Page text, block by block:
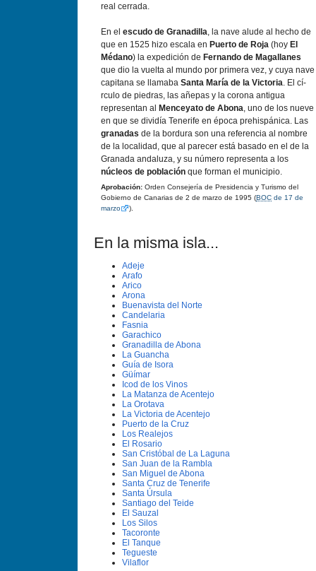
real cerrada.
En el escudo de Granadilla, la nave alude al hecho de
que en 1525 hizo escala en Puerto de Roja (hoy El
Médano) la expedición de Fernando de Magallanes
que dio la vuelta al mundo por primera vez, y cuya nave
capitana se llamaba Santa Marí­a de la Victoria. El cí­
rculo de piedras, las añepas y la corona antigua
representan al Menceyato de Abona, uno de los nueve
en que se dividí­a Tenerife en época prehispánica. Las
granadas de la bordura son una referencia al nombre
de la localidad, que al parecer está basado en el de la
Granada andaluza, y su número representa a los
núcleos de población que forman el municipio.
Aprobación: Orden Consejerí­a de Presidencia y Turismo del
Gobierno de Canarias de 2 de marzo de 1995 (BOC de 17 de
marzo
).
En la misma isla...
Adeje
Arafo
Arico
Arona
Buenavista del Norte
Candelaria
Fasnia
Garachico
Granadilla de Abona
La Guancha
Guí­a de Isora
Güí­mar
Icod de los Vinos
La Matanza de Acentejo
La Orotava
La Victoria de Acentejo
Puerto de la Cruz
Los Realejos
El Rosario
San Cristóbal de La Laguna
San Juan de la Rambla
San Miguel de Abona
Santa Cruz de Tenerife
Santa Úrsula
Santiago del Teide
El Sauzal
Los Silos
Tacoronte
El Tanque
Tegueste
Vilaflor